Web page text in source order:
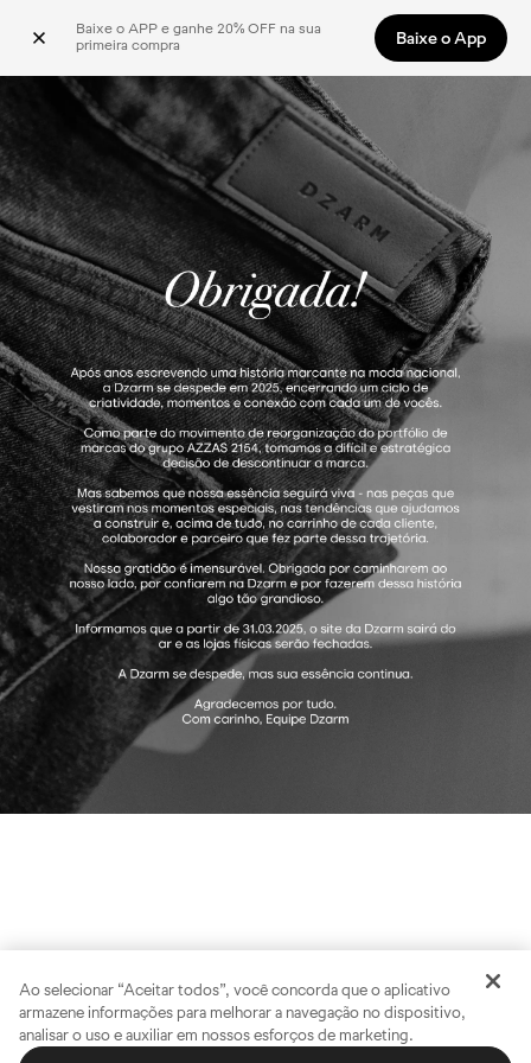
Baixe o APP e ganhe 20% OFF na sua
primeira compra
Baixe o App
Ao selecionar “Aceitar todos”, você concorda que o aplicativo
armazene informações para melhorar a navegação no dispositivo,
analisar o uso e auxiliar em nossos esforços de marketing.